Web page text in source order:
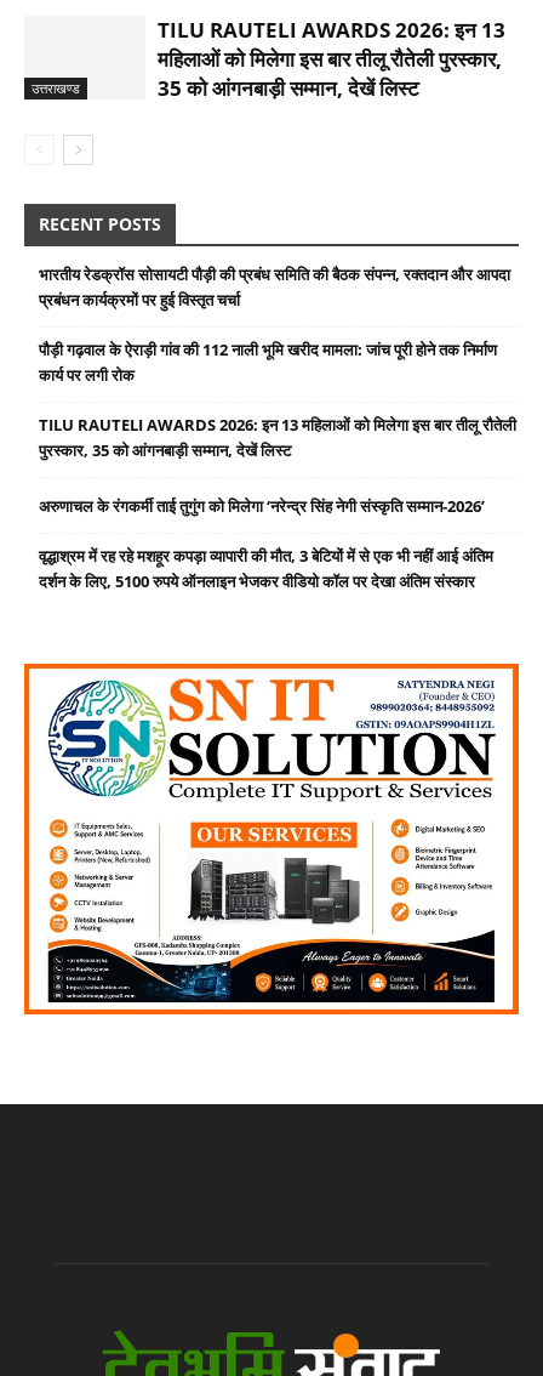
उत्तराखण्ड
TILU RAUTELI AWARDS 2026: इन 13
महिलाओं को मिलेगा इस बार तीलू रौतेली पुरस्कार,
35 को आंगनबाड़ी सम्मान, देखें लिस्ट
RECENT POSTS
भारतीय रेडक्रॉस सोसायटी पौड़ी की प्रबंध समिति की बैठक संपन्न, रक्तदान और आपदा
प्रबंधन कार्यक्रमों पर हुई विस्तृत चर्चा
पौड़ी गढ़वाल के ऐराड़ी गांव की 112 नाली भूमि खरीद मामला: जांच पूरी होने तक निर्माण
कार्य पर लगी रोक
TILU RAUTELI AWARDS 2026: इन 13 महिलाओं को मिलेगा इस बार तीलू रौतेली
पुरस्कार, 35 को आंगनबाड़ी सम्मान, देखें लिस्ट
अरुणाचल के रंगकर्मी ताई तुगुंग को मिलेगा ‘नरेन्द्र सिंह नेगी संस्कृति सम्मान-2026’
वृद्धाश्रम में रह रहे मशहूर कपड़ा व्यापारी की मौत, 3 बेटियों में से एक भी नहीं आई अंतिम
दर्शन के लिए, 5100 रुपये ऑनलाइन भेजकर वीडियो कॉल पर देखा अंतिम संस्कार